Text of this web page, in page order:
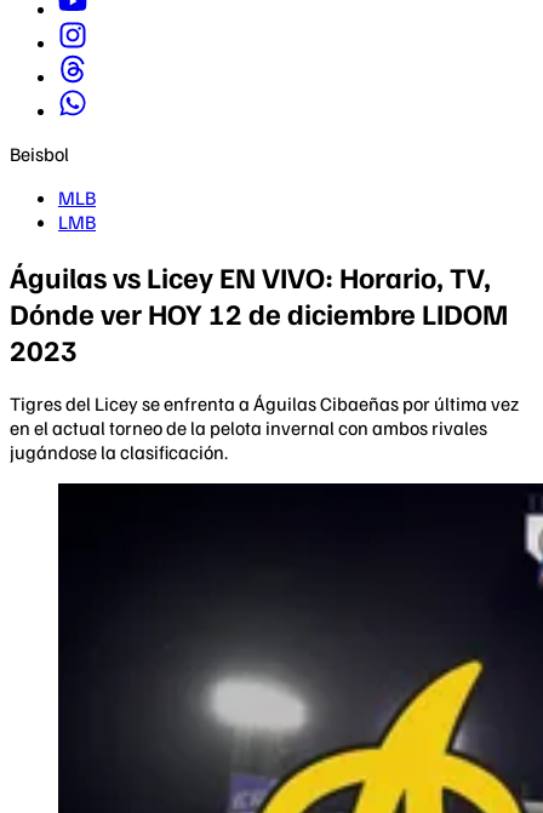
Beisbol
MLB
LMB
Águilas vs Licey EN VIVO: Horario, TV,
Dónde ver HOY 12 de diciembre LIDOM
2023
Tigres del Licey se enfrenta a Águilas Cibaeñas por última vez
en el actual torneo de la pelota invernal con ambos rivales
jugándose la clasificación.